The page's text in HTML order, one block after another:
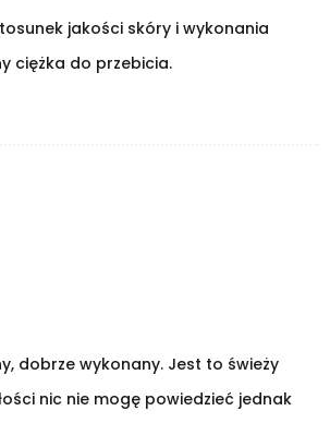
jakości skóry i wykonania
ciężka do przebicia.
dobrze wykonany. Jest to świeży
nic nie mogę powiedzieć jednak